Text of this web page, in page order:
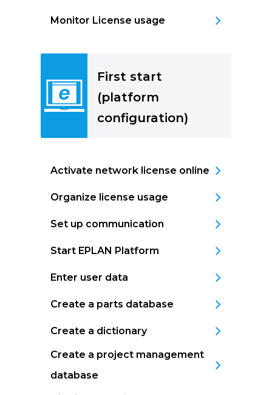
Monitor License usage
First start
(platform
configuration)
Activate network license online
Organize license usage
Set up communication
Start EPLAN Platform
Enter user data
Create a parts database
Create a dictionary
Create a project management
database